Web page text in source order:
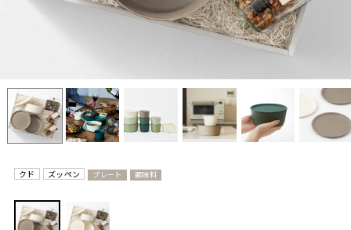
クド ズッペン プレート 調味料